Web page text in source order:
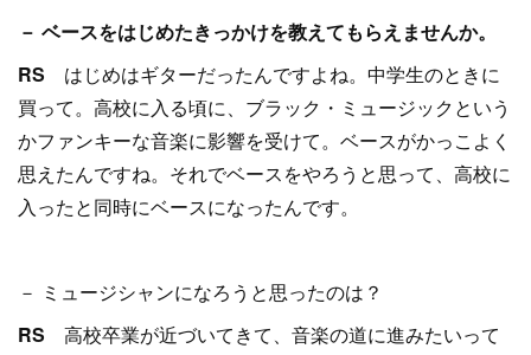
－ ベースをはじめたきっかけを教えてもらえませんか。
RS はじめはギターだったんですよね。中学生のときに
買って。高校に入る頃に、ブラック・ミュージックという
かファンキーな音楽に影響を受けて。ベースがかっこよく
思えたんですね。それでベースをやろうと思って、高校に
入ったと同時にベースになったんです。
－ ミュージシャンになろうと思ったのは？
RS 高校卒業が近づいてきて、音楽の道に進みたいって